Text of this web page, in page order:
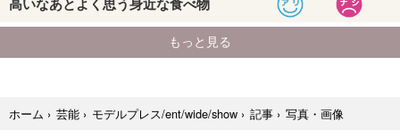
ホーム › 芸能 › モデルプレス/ent/wide/show › 記事 › 写真・画像